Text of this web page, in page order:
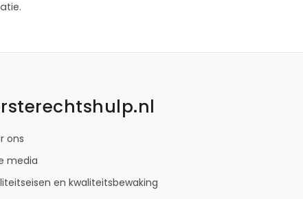
ons
media
en kwaliteitsbewaking